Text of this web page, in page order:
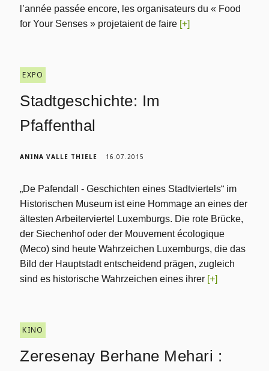
l’année passée encore, les organisateurs du « Food
for Your Senses » projetaient de faire [+]
EXPO
Stadtgeschichte: Im
Pfaffenthal
ANINA VALLE THIELE 16.07.2015
„De Pafendall - Geschichten eines Stadtviertels“ im
Historischen Museum ist eine Hommage an eines der
ältesten Arbeiterviertel Luxemburgs. Die rote Brücke,
der Siechenhof oder der Mouvement écologique
(Meco) sind heute Wahrzeichen Luxemburgs, die das
Bild der Hauptstadt entscheidend prägen, zugleich
sind es historische Wahrzeichen eines ihrer [+]
KINO
Zeresenay Berhane Mehari :